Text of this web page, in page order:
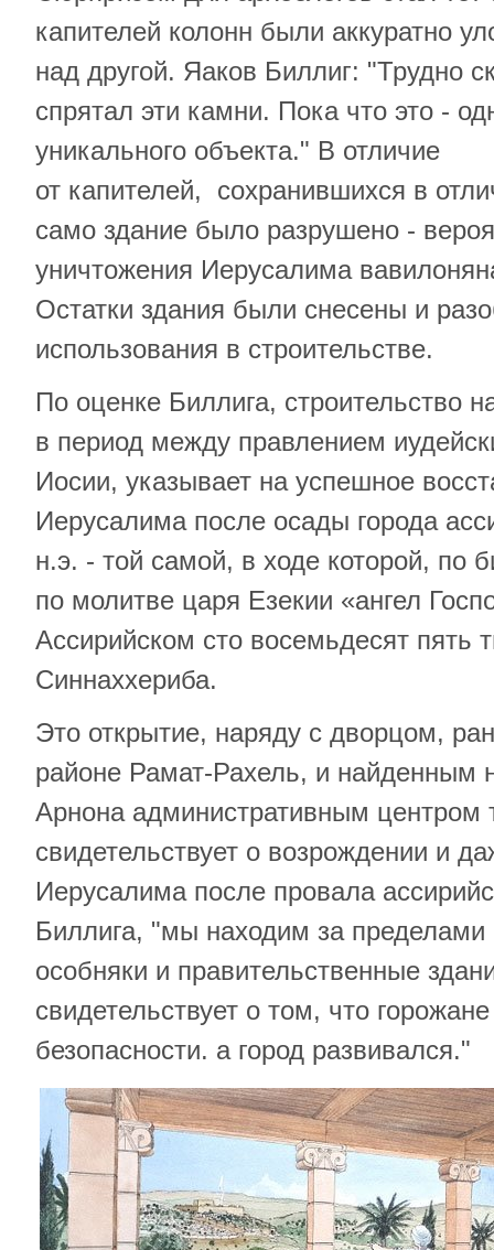
капителей колонн были аккуратно
над другой. Яаков Биллиг: "Трудно
спрятал эти камни. Пока что это -
уникального объекта." В отличие
от капителей, сохранившихся в
само здание было разрушено -
уничтожения Иерусалима
Остатки здания были снесены и
использования в строительстве.
По оценке Биллига, строительство
в период между правлением
Иосии, указывает на успешное
Иерусалима после осады города
н.э. - той самой, в ходе которой, по
по молитве царя Езекии «ангел
Ассирийском сто восемьдесят пять
Синнаххериба.
Это открытие, наряду с дворцом,
районе Рамат-Рахель, и найденным
Арнона административным центром
свидетельствует о возрождении и
Иерусалима после провала
Биллига, "мы находим за пределами
особняки и правительственные
свидетельствует о том, что
безопасности. а город развивался."